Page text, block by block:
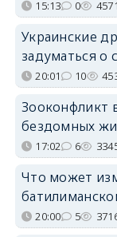
15:13 0 4571
Украинские
задуматься о
20:01 10
Зооконфликт
бездомных
17:02 6
Что может
20:00 5